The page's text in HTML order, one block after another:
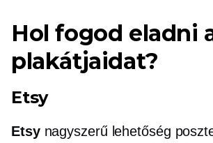
Hol fogod eladni
plakátjaidat?
Etsy
Etsynagyszerű lehetőség